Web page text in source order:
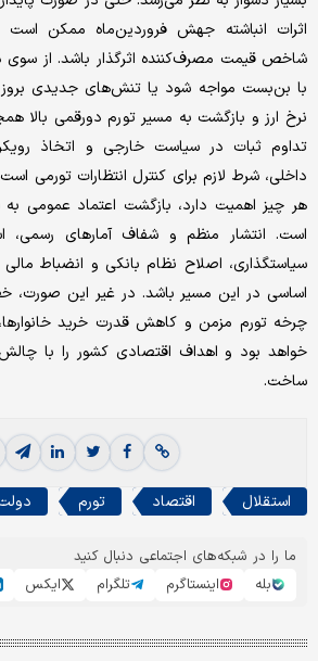
اثرات انباشته‌ جهش فروردین‌ماه ممکن است
شاخص قیمت مصرف‌کننده اثرگذار باشد. از سوی
با بن‌بست مواجه شود یا تنش‌های جدیدی
نرخ ارز و بازگشت به مسیر تورم دورقمی بالا
تداوم ثبات در سیاست خارجی و اتخاذ
داخلی، شرط لازم برای کنترل انتظارات تورمی
هر چیز اهمیت دارد، بازگشت اعتماد عمومی به
است. انتشار منظم و شفاف آمارهای رسمی،
سیاستگذاری، اصلاح نظام بانکی و انضباط
اساسی در این مسیر باشد. در غیر این صورت،
چرخه تورم مزمن و کاهش قدرت خرید
خواهد بود و اهداف اقتصادی کشور را با
ساخت.
استقلال اقتصاد تورم
ما را در شبکه‌های اجتماعی دنبال کنید
بله
اینستاگرم تلگرام ایکس